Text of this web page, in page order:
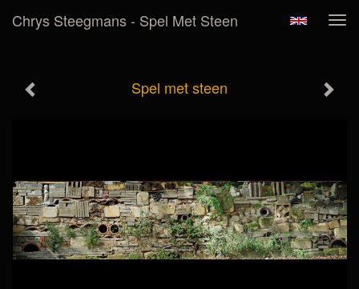
Chrys Steegmans - Spel Met Steen
Spel met steen